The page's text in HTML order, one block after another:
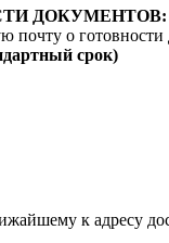
ДОКУМЕНТОВ:
почту о готовности
срок)
к адресу